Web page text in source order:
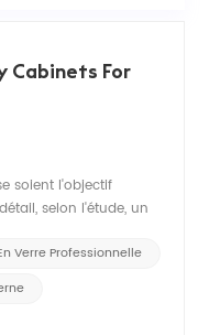
Cabinets For
soient l'objectif
selon l'étude, un
d'achat du client.
Verre Professionnelle